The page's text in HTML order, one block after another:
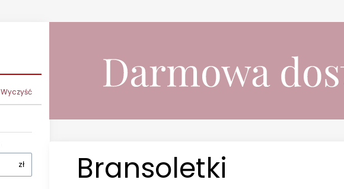
Wyczyść
zł Bransoletki